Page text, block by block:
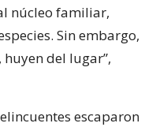
núcleo familiar,
Sin embargo,
del lugar”,
escaparon